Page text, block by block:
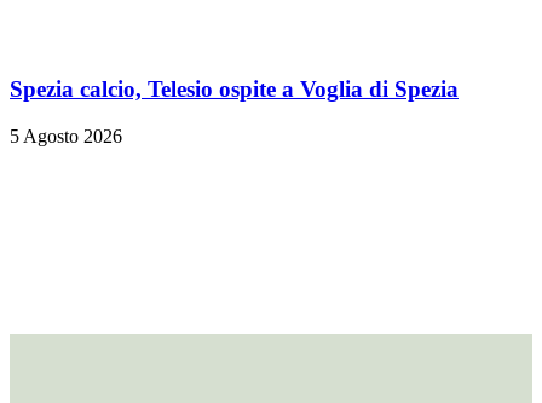
Spezia calcio, Telesio ospite a Voglia di Spezia
5 Agosto 2026